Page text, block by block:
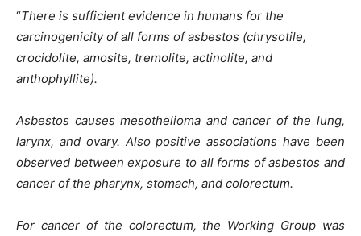
“There is sufficient evidence in humans for the
carcinogenicity of all forms of asbestos (chrysotile,
crocidolite, amosite, tremolite, actinolite, and
anthophyllite).
Asbestos causes mesothelioma and cancer of the lung,
larynx, and ovary. Also positive associations have been
observed between exposure to all forms of asbestos and
cancer of the pharynx, stomach, and colorectum.
For cancer of the colorectum, the Working Group was